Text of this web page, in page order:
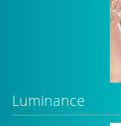
Luminance